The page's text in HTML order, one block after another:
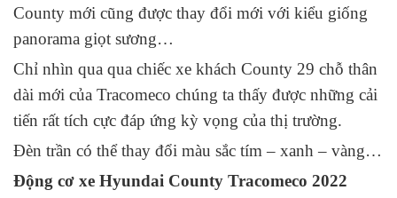
County mới cũng được thay đổi mới với kiểu giống
panorama giọt sương…
Chỉ nhìn qua qua chiếc xe khách County 29 chỗ thân
dài mới của Tracomeco chúng ta thấy được những cải
tiến rất tích cực đáp ứng kỳ vọng của thị trường.
Đèn trần có thể thay đổi màu sắc tím – xanh – vàng…
Động cơ xe Hyundai County Tracomeco 2022